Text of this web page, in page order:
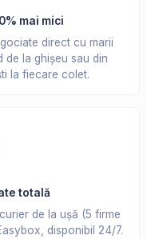
mai mici
direct cu marii
de la ghișeu sau din
la fiecare colet.
totală
de la ușă (5 firme
disponibil 24/7.